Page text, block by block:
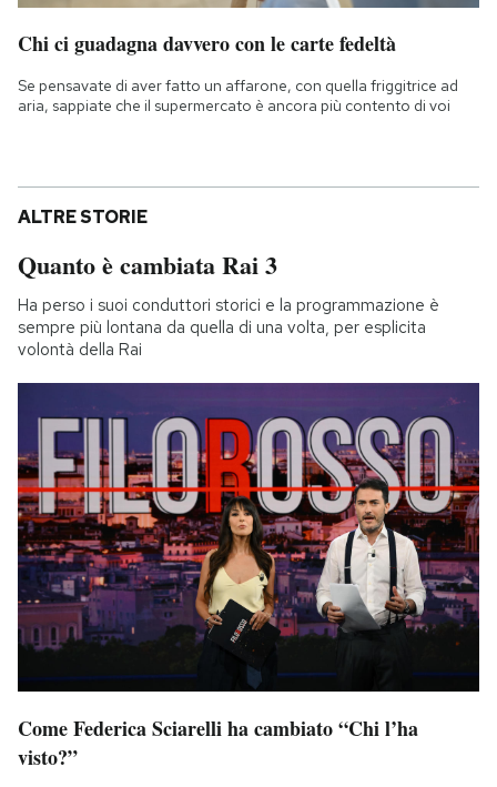
Chi ci guadagna davvero con le carte fedeltà
Se pensavate di aver fatto un affarone, con quella friggitrice ad
aria, sappiate che il supermercato è ancora più contento di voi
ALTRE STORIE
Quanto è cambiata Rai 3
Ha perso i suoi conduttori storici e la programmazione è
sempre più lontana da quella di una volta, per esplicita
volontà della Rai
Come Federica Sciarelli ha cambiato “Chi l’ha
visto?”